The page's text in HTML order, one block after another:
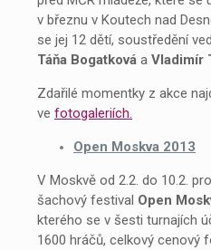
v březnu v Koutech nad
se jej 12 dětí, soustředění
Táňa Bogatková a Vladimír
Zdařilé momentky z akce
ve fotogaleriích.
Open Moskva 2013
V Moskvě od 2.2. do 10.2.
šachový festival Open
kterého se v šesti turnajích
1600 hráčů, celkový cenový